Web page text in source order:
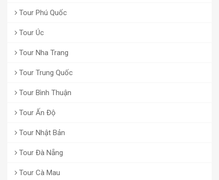
Tour Phú Quốc
Tour Úc
Tour Nha Trang
Tour Trung Quốc
Tour Bình Thuận
Tour Ấn Độ
Tour Nhật Bản
Tour Đà Nẵng
Tour Cà Mau